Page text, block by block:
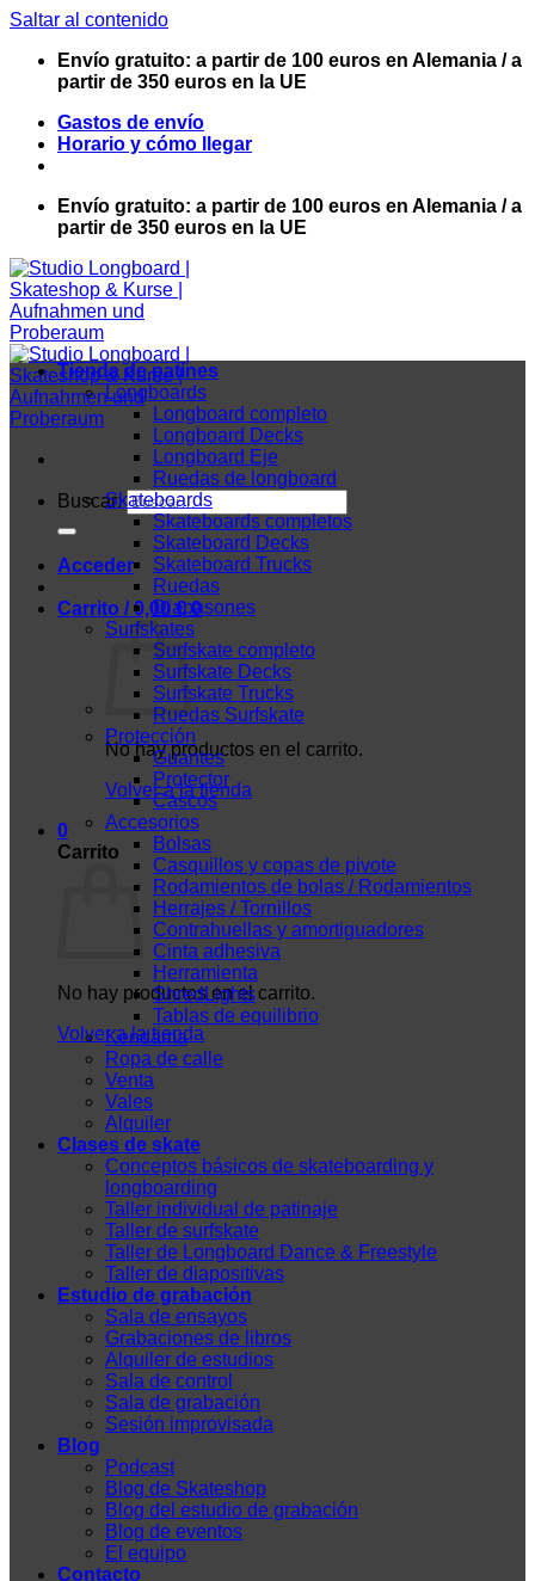
Saltar al contenido
Envío gratuito: a partir de 100 euros en Alemania / a
partir de 350 euros en la UE
Gastos de envío
Horario y cómo llegar
Envío gratuito: a partir de 100 euros en Alemania / a
partir de 350 euros en la UE
Buscar:
Acceder
Carrito /0,00€ 0
No hay productos en el carrito.
Volver a la tienda
0
Carrito
No hay productos en el carrito.
Volver a la tienda
Tienda de patines
Longboards
Longboard completo
Longboard Decks
Longboard Eje
Ruedas de longboard
Skateboards
Skateboards completos
Skateboard Decks
Skateboard Trucks
Ruedas
Diapasones
Surfskates
Surfskate completo
Surfskate Decks
Surfskate Trucks
Ruedas Surfskate
Protección
Guantes
Protector
Cascos
Accesorios
Bolsas
Casquillos y copas de pivote
Rodamientos de bolas / Rodamientos
Herrajes / Tornillos
Contrahuellas y amortiguadores
Cinta adhesiva
Herramienta
ShredLights
Tablas de equilibrio
Kendama
Ropa de calle
Venta
Vales
Alquiler
Clases de skate
Conceptos básicos de skateboarding y
longboarding
Taller individual de patinaje
Taller de surfskate
Taller de Longboard Dance & Freestyle
Taller de diapositivas
Estudio de grabación
Sala de ensayos
Grabaciones de libros
Alquiler de estudios
Sala de control
Sala de grabación
Sesión improvisada
Blog
Podcast
Blog de Skateshop
Blog del estudio de grabación
Blog de eventos
El equipo
Contacto